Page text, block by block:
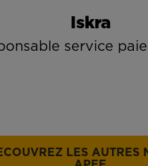
Iskra
service
LES AUTRES